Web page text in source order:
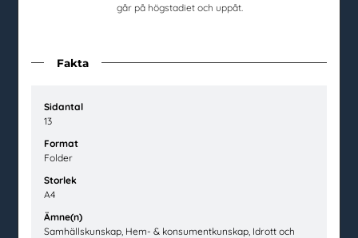
Fakta
Sidantal
13
Format
Folder
Storlek
A4
Ämne(n)
Samhällskunskap, Hem- & konsumentkunskap, Idrott och
går på högstadiet och uppåt.
Box 45404
Kundtjänst